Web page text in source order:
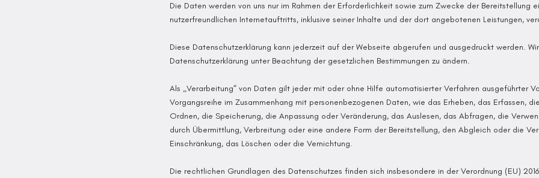
Die Daten werden von uns nur im Rahmen der Erforderlichkeit sowie zum Zwecke der Bereitstellung
nutzerfreundlichen Internetauftritts, inklusive seiner Inhalte und der dort angebotenen Leistungen,
Diese Datenschutzerklärung kann jederzeit auf der Webseite abgerufen und ausgedruckt werden.
Datenschutzerklärung unter Beachtung der gesetzlichen Bestimmungen zu ändern.
Als „Verarbeitung“ von Daten gilt jeder mit oder ohne Hilfe automatisierter Verfahren ausgeführter
Vorgangsreihe im Zusammenhang mit personenbezogenen Daten, wie das Erheben, das Erfassen,
Ordnen, die Speicherung, die Anpassung oder Veränderung, das Auslesen, das Abfragen, die
durch Übermittlung, Verbreitung oder eine andere Form der Bereitstellung, den Abgleich oder die
Einschränkung, das Löschen oder die Vernichtung.
Die rechtlichen Grundlagen des Datenschutzes finden sich insbesondere in der Verordnung (EU)